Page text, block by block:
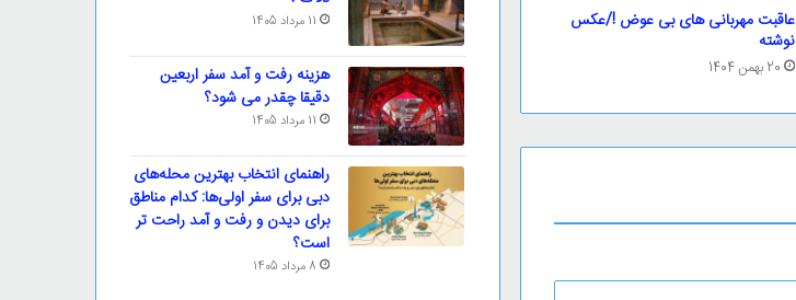
عاقبت مهربانی های بی عوض !/عکس
نوشته
20 بهمن 1404
11 مرداد 1405
هزینه رفت و آمد سفر اربعین
دقیقا چقدر می شود؟
11 مرداد 1405
راهنمای انتخاب بهترین محله‌های
دبی برای سفر اولی‌ها: کدام مناطق
برای دیدن و رفت و آمد راحت تر
است؟
8 مرداد 1405